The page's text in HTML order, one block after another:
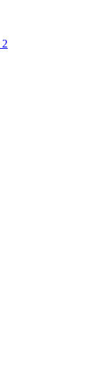
2